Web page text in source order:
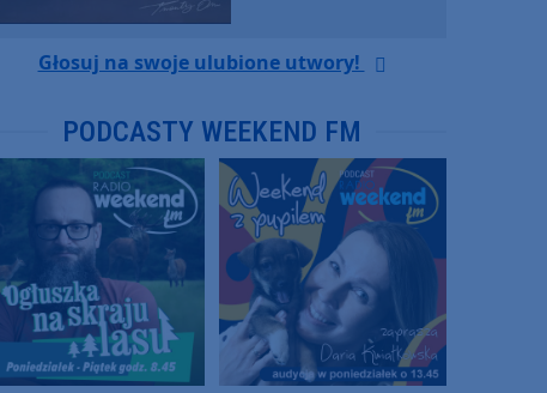
Głosuj na swoje ulubione utwory!
PODCASTY WEEKEND FM